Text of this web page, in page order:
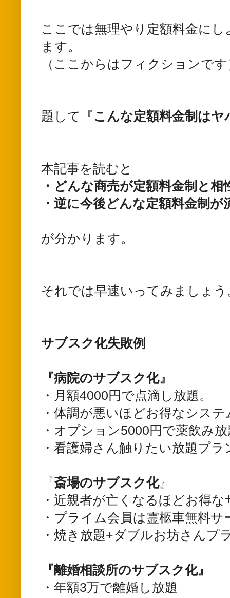
ここでは無理やり定額料金に
ます。
（ここからはフィクションで
題して『 こんな定額料金制はヤ
本記事を読むと
・どんな商売が定額料金制と相
・逆に今後どんな定額料金制が
が分かります。
それでは早速いってみましょう
サブスク化失敗例
『病院のサブスク化』
・月額4000円で点滴し放題。
・体調が悪いほどお得なシステ
・オプション5000円で薬飲み
・看護婦さん触りたい放題プラ
『斎場のサブスク化』
・近親者が亡くなるほどお得な
・プライム会員は霊柩車無料サ
・焼き放題+ダブルお坊さんプ
『離婚相談所のサブスク化』
・年額3万で離婚し放題